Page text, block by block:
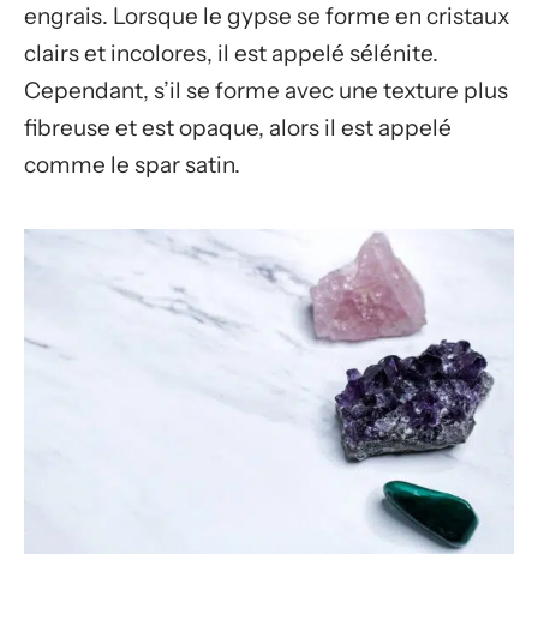
engrais. Lorsque le gypse se forme en cristaux
clairs et incolores, il est appelé sélénite.
Cependant, s’il se forme avec une texture plus
fibreuse et est opaque, alors il est appelé
comme le spar satin.